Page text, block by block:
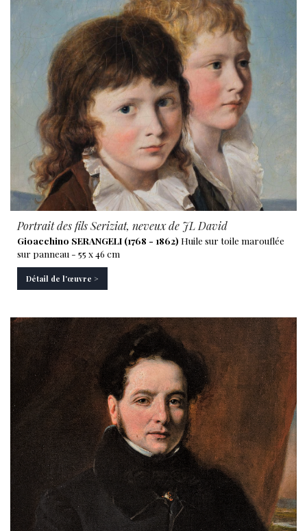
Portrait des fils Seriziat, neveux de JL David
Gioacchino SERANGELI (1768 - 1862) Huile sur toile marouflée
sur panneau - 55 x 46 cm
Détail de l'œuvre >